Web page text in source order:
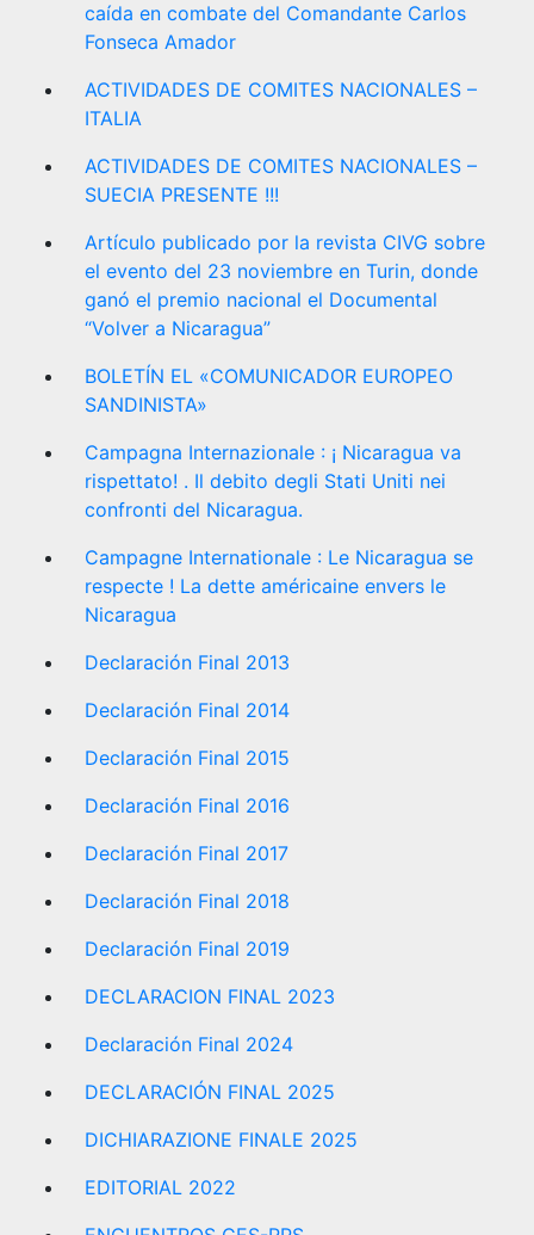
caída en combate del Comandante Carlos
Fonseca Amador
ACTIVIDADES DE COMITES NACIONALES –
ITALIA
ACTIVIDADES DE COMITES NACIONALES –
SUECIA PRESENTE !!!
Artículo publicado por la revista CIVG sobre
el evento del 23 noviembre en Turin, donde
ganó el premio nacional el Documental
“Volver a Nicaragua”
BOLETÍN EL «COMUNICADOR EUROPEO
SANDINISTA»
Campagna Internazionale : ¡ Nicaragua va
rispettato! . Il debito degli Stati Uniti nei
confronti del Nicaragua.
Campagne Internationale : Le Nicaragua se
respecte ! La dette américaine envers le
Nicaragua
Declaración Final 2013
Declaración Final 2014
Declaración Final 2015
Declaración Final 2016
Declaración Final 2017
Declaración Final 2018
Declaración Final 2019
DECLARACION FINAL 2023
Declaración Final 2024
DECLARACIÓN FINAL 2025
DICHIARAZIONE FINALE 2025
EDITORIAL 2022